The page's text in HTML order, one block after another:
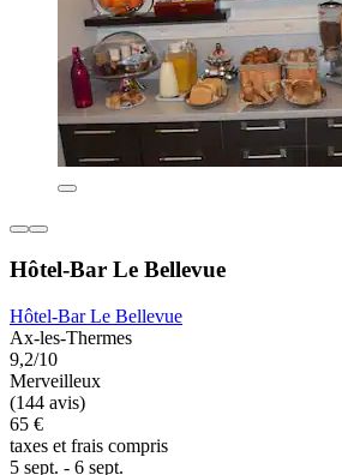
Hôtel-Bar Le Bellevue
Hôtel-Bar Le Bellevue
Ax-les-Thermes
9,2/10
Merveilleux
(144 avis)
65 €
taxes et frais compris
5 sept. - 6 sept.